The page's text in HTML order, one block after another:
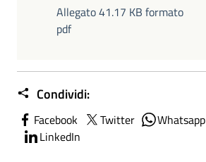
Allegato 41.17 KB formato
pdf
Condividi:
Facebook Twitter Whatsapp
LinkedIn